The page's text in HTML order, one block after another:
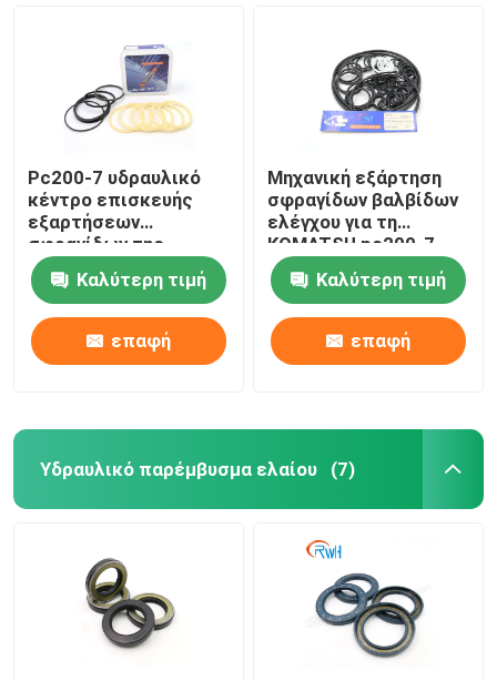
Pc200-7 υδραυλικό
κέντρο επισκευής
εξαρτήσεων
σφραγίδων της
KOMATSU κοινά
PU/NBRΚαλύτερη τιμή
επαφή
Μηχανική εξάρτηση
σφραγίδων βαλβίδων
ελέγχου για τη
KOMATSU pc200-7
εκσκαφέας
Καλύτερη τιμή
επαφή
Υδραυλικό παρέμβυσμα ελαίου (7)